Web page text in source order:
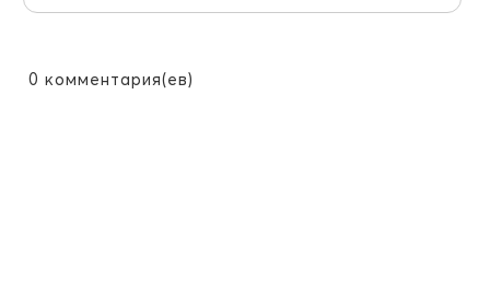
0 комментария(ев)